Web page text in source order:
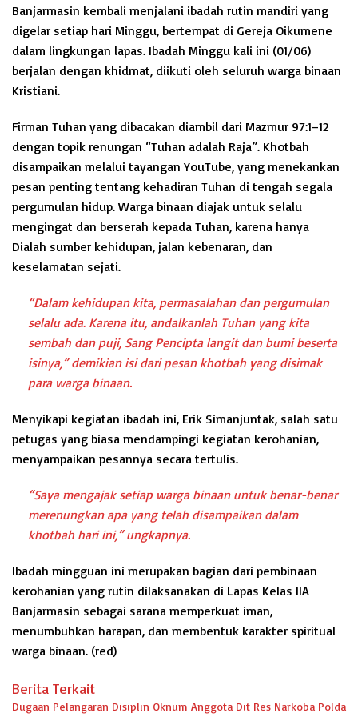
Banjarmasin kembali menjalani ibadah rutin mandiri yang
digelar setiap hari Minggu, bertempat di Gereja Oikumene
dalam lingkungan lapas. Ibadah Minggu kali ini (01/06)
berjalan dengan khidmat, diikuti oleh seluruh warga binaan
Kristiani.
Firman Tuhan yang dibacakan diambil dari Mazmur 97:1–12
dengan topik renungan “Tuhan adalah Raja”. Khotbah
disampaikan melalui tayangan YouTube, yang menekankan
pesan penting tentang kehadiran Tuhan di tengah segala
pergumulan hidup. Warga binaan diajak untuk selalu
mengingat dan berserah kepada Tuhan, karena hanya
Dialah sumber kehidupan, jalan kebenaran, dan
keselamatan sejati.
“Dalam kehidupan kita, permasalahan dan pergumulan
selalu ada. Karena itu, andalkanlah Tuhan yang kita
sembah dan puji, Sang Pencipta langit dan bumi beserta
isinya,” demikian isi dari pesan khotbah yang disimak
para warga binaan.
Menyikapi kegiatan ibadah ini, Erik Simanjuntak, salah satu
petugas yang biasa mendampingi kegiatan kerohanian,
menyampaikan pesannya secara tertulis.
“Saya mengajak setiap warga binaan untuk benar-benar
merenungkan apa yang telah disampaikan dalam
khotbah hari ini,” ungkapnya.
Ibadah mingguan ini merupakan bagian dari pembinaan
kerohanian yang rutin dilaksanakan di Lapas Kelas IIA
Banjarmasin sebagai sarana memperkuat iman,
menumbuhkan harapan, dan membentuk karakter spiritual
warga binaan. (red)
Berita Terkait
Dugaan Pelangaran Disiplin Oknum Anggota Dit Res Narkoba Polda